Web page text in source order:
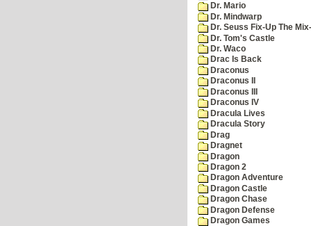
Dr. Mario
Dr. Mindwarp
Dr. Seuss Fix-Up The
Dr. Tom's Castle
Dr. Waco
Drac Is Back
Draconus
Draconus II
Draconus III
Draconus IV
Dracula Lives
Dracula Story
Drag
Dragnet
Dragon
Dragon 2
Dragon Adventure
Dragon Castle
Dragon Chase
Dragon Defense
Dragon Games